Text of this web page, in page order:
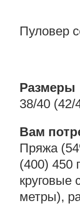
Пуловер
Размеры
38/40 (42/
Вам
Пряжа
(400) 450
круговые
метры),